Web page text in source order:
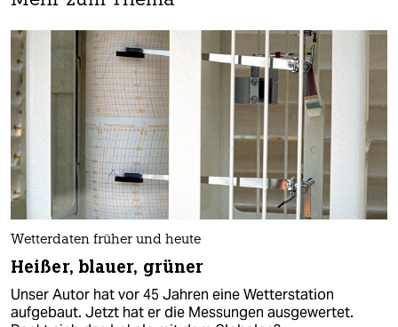
Wetterdaten früher und heute
Heißer, blauer, grüner
Unser Autor hat vor 45 Jahren eine Wetterstation
aufgebaut. Jetzt hat er die Messungen ausgewertet.